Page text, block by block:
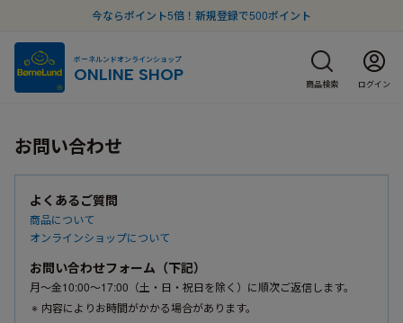
今ならポイント5倍！新規登録で500ポイント
ボーネルンドオンラインショップ
ONLINE SHOP 商品検索 ログイン
お問い合わせ
よくあるご質問
商品について
オンラインショップについて
お問い合わせフォーム（下記）
月〜金10:00〜17:00（土・日・祝日を除く）に順次ご返信します。
内容によりお時間がかかる場合があります。